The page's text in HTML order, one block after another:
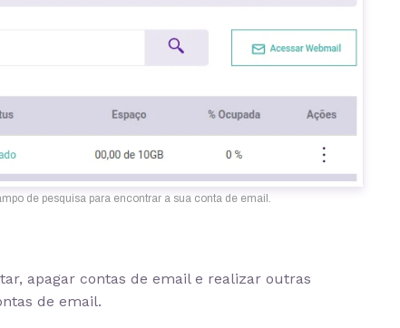
de pesquisa para encontrar a sua conta de email.
apagar contas de email e realizar outras
de email.